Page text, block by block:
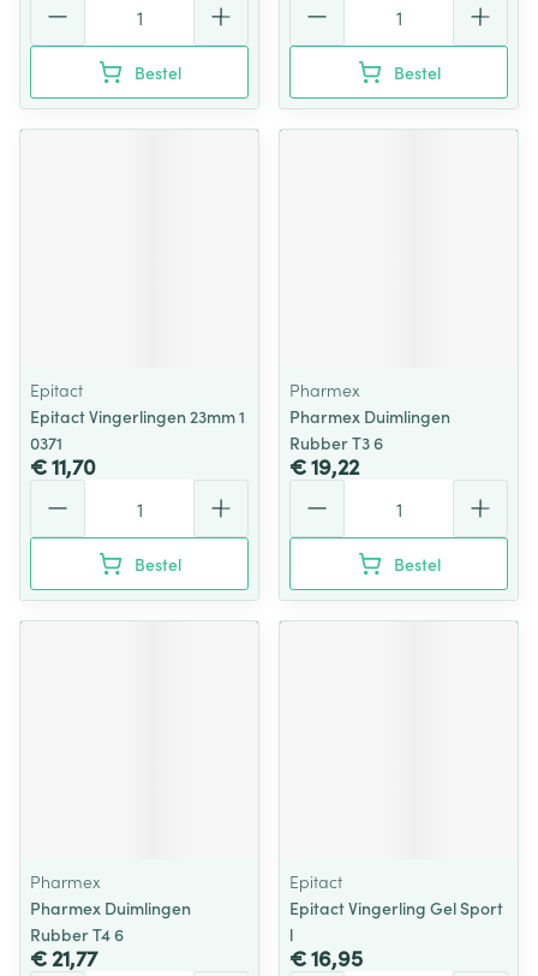
Bestel Bestel
Epitact
Epitact Vingerlingen 23mm 1
0371
€ 11,70
Bestel
Pharmex
Pharmex Duimlingen
Rubber T3 6
€ 19,22
Bestel
Pharmex
Pharmex Duimlingen
Rubber T4 6
€ 21,77
Epitact
Epitact Vingerling Gel Sport
l
€ 16,95